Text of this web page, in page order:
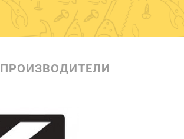
ПРОИЗВОДИТЕЛИ